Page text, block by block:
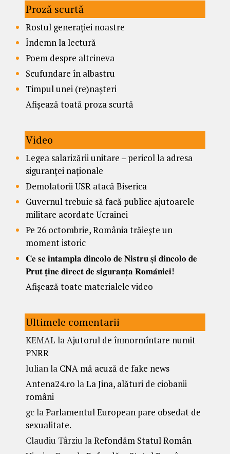
Proză scurtă
Rostul generației noastre
Îndemn la lectură
Poem despre altcineva
Scufundare în albastru
Timpul unei (re)nașteri
Afișează toată proza scurtă
Video
Legea salarizării unitare – pericol la adresa
siguranței naționale
Demolatorii USR atacă Biserica
Guvernul trebuie să facă publice ajutoarele
militare acordate Ucrainei
Pe 26 octombrie, România trăiește un
moment istoric
𝐂𝐞 𝐬𝐞 𝐢𝐧𝐭𝐚𝐦𝐩𝐥𝐚 𝐝𝐢𝐧𝐜𝐨𝐥𝐨 𝐝𝐞 𝐍𝐢𝐬𝐭𝐫𝐮 𝐬̦𝐢 𝐝𝐢𝐧𝐜𝐨𝐥𝐨 𝐝𝐞
𝐏𝐫𝐮𝐭 𝐭̦𝐢𝐧𝐞 𝐝𝐢𝐫𝐞𝐜𝐭 𝐝𝐞 𝐬𝐢𝐠𝐮𝐫𝐚𝐧𝐭̦𝐚 𝐑𝐨𝐦𝐚̂𝐧𝐢𝐞𝐢!
Afișează toate materialele video
Ultimele comentarii
KEMAL laAjutorul de înmormîntare numit
PNRR
Iulianla CNA mă acuză de fake news
Antena24.ro laLa Jina, alături de ciobanii
români
gclaParlamentul European pare obsedat de
sexualitate.
Claudiu Târziu laRefondăm Statul Român